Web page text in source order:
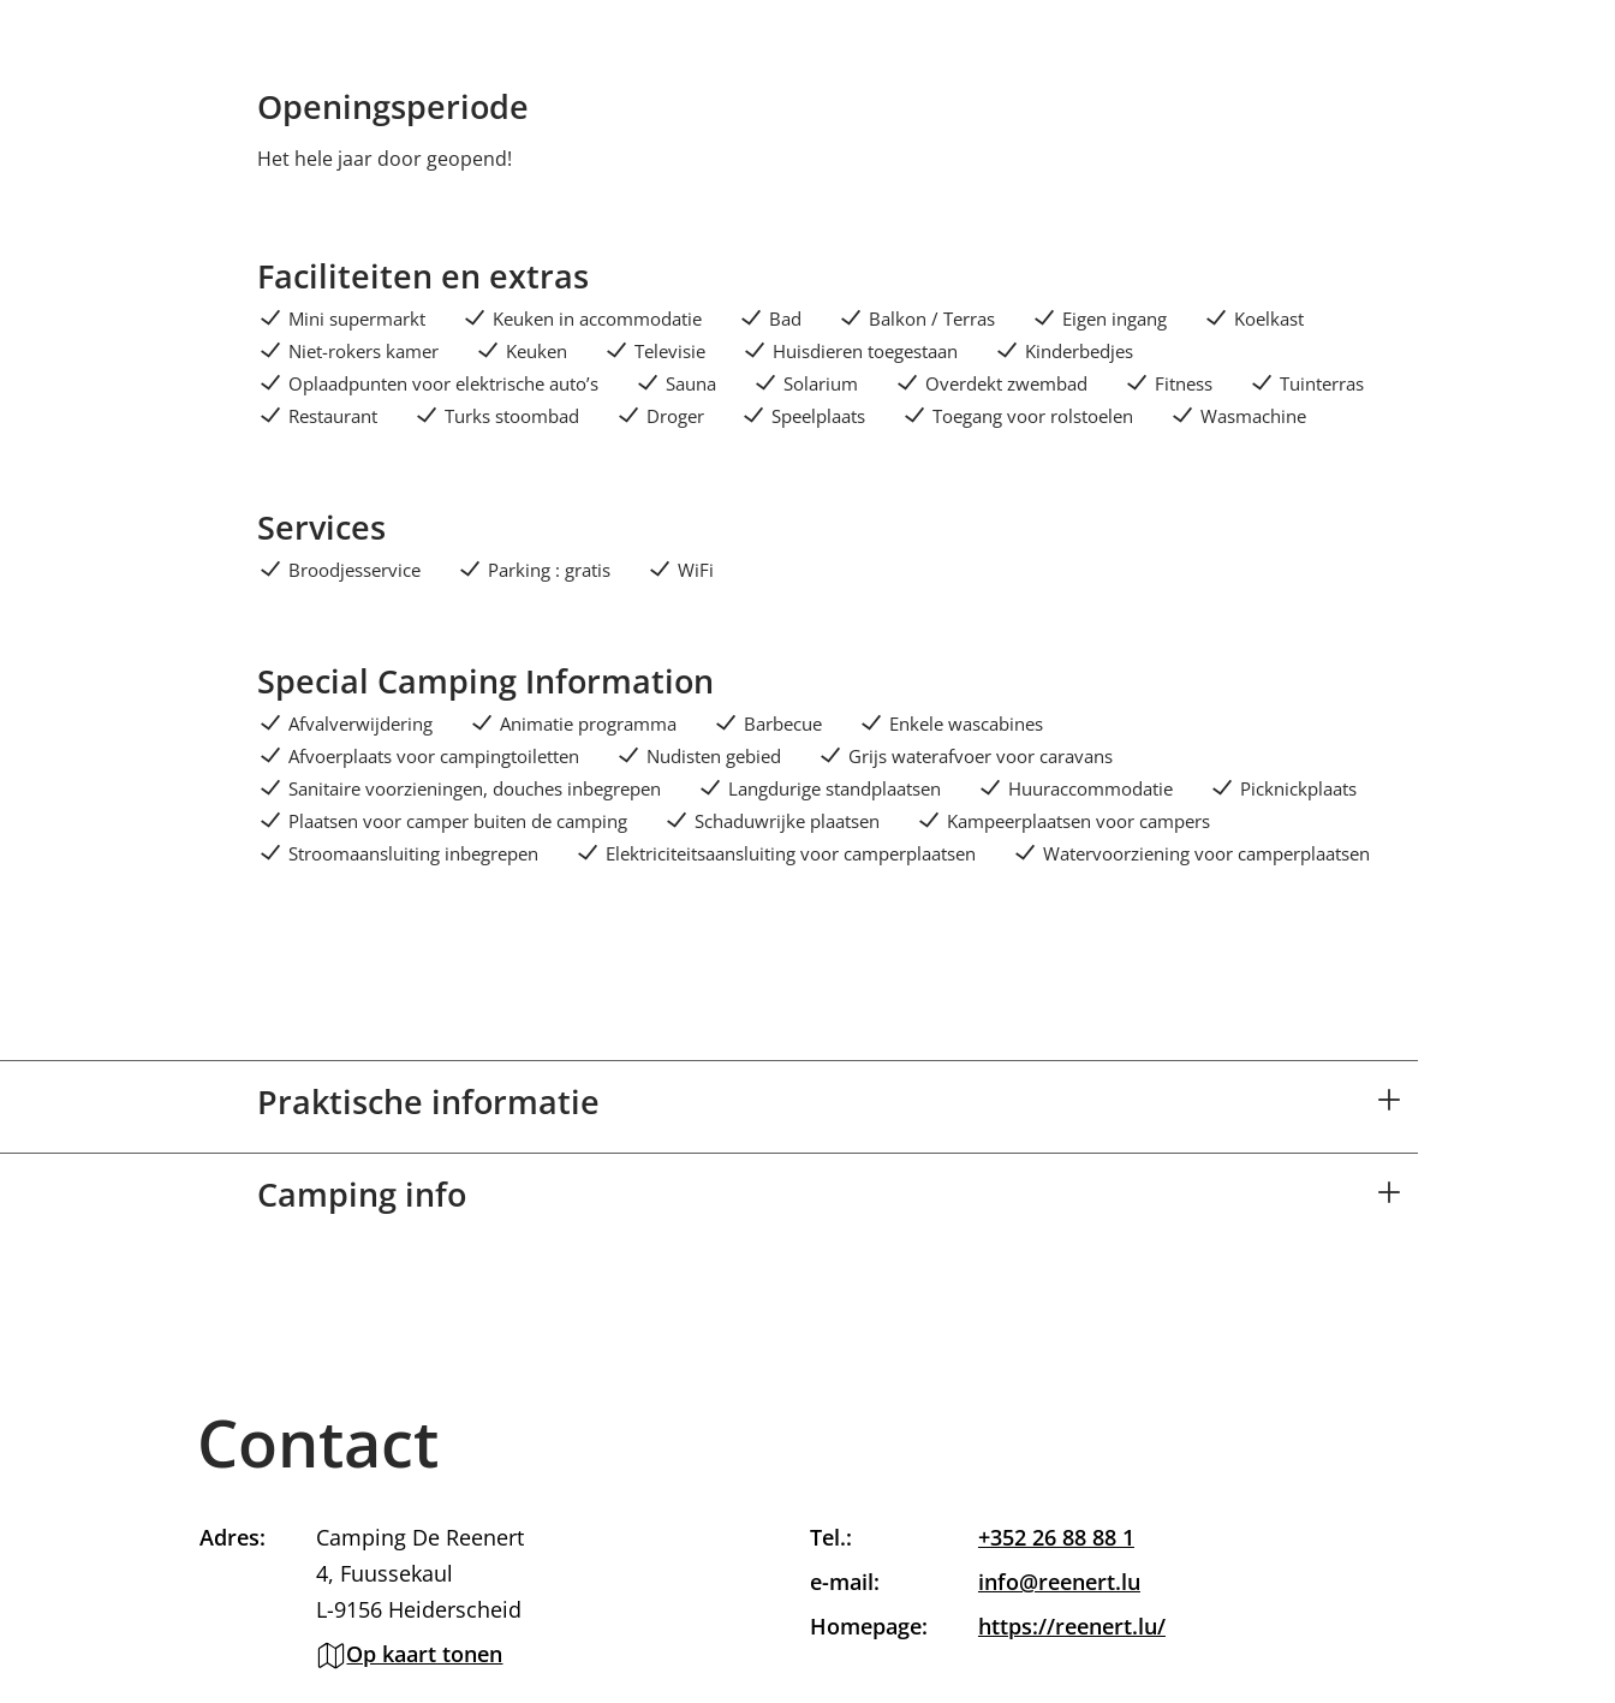
Openingsperiode
Het hele jaar door geopend!
Faciliteiten en extras
Mini supermarkt Keuken in accommodatie Bad Balkon / Terras Eigen ingang
Koelkast
Niet-rokers kamer
Keuken Televisie Huisdieren toegestaan
Kinderbedjes
Oplaadpunten voor elektrische auto’s
Sauna Solarium Overdekt zwembad Fitness
Tuinterras
Restaurant
Turks stoombad Droger Speelplaats Toegang voor rolstoelen Wasmachine
Services
Broodjesservice Parking : gratis WiFi
Special Camping Information
Afvalverwijdering Animatie programma Barbecue
Enkele wascabines
Afvoerplaats voor campingtoiletten
Nudisten gebied
Grijs waterafvoer voor caravans
Sanitaire voorzieningen, douches inbegrepen
Langdurige standplaatsen Huuraccommodatie
Picknickplaats
Plaatsen voor camper buiten de camping
Schaduwrijke plaatsen
Kampeerplaatsen voor campers
Stroomaansluiting inbegrepen
Elektriciteitsaansluiting voor camperplaatsen Watervoorziening voor camperplaatsen
Praktische informatie
Camping info
Contact
Adres:
Camping De Reenert
4, Fuussekaul
L-9156 Heiderscheid
Op kaart tonen
Tel.:
+352 26 88 88 1
e-mail:
info@reenert.lu
Homepage:
https://reenert.lu/